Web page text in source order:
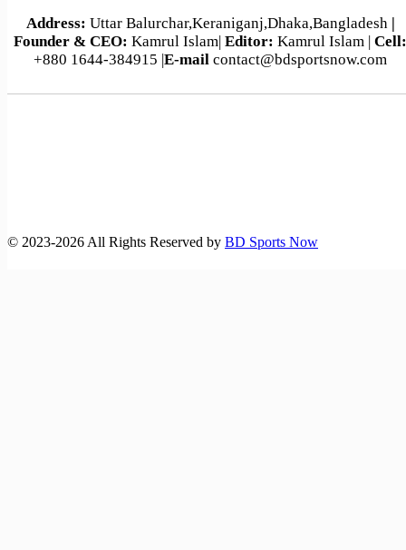
Address: Uttar Balurchar,Keraniganj,Dhaka,Bangladesh |
Founder & CEO: Kamrul Islam| Editor: Kamrul Islam | Cell:
+880 1644-384915 |E-mail contact@bdsportsnow.com
©️ 2023-2026 All Rights Reserved by BD Sports Now